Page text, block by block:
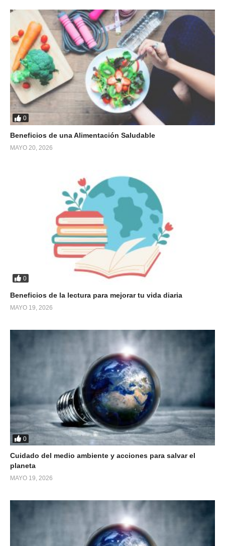
0
Beneficios de una Alimentación Saludable
MAYO 20, 2026
0
Beneficios de la lectura para mejorar tu vida diaria
MAYO 19, 2026
0
Cuidado del medio ambiente y acciones para salvar el
planeta
MAYO 19, 2026